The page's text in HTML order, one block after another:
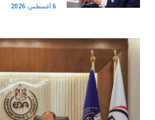
6 أغسطس، 2026